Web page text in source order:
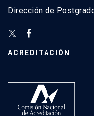
Dirección de
ACREDITACIÓN